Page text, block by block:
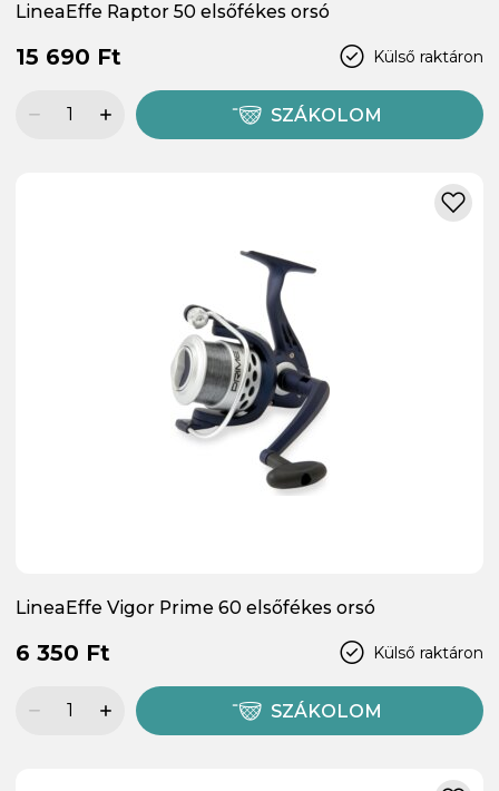
LineaEffe Raptor 50 elsőfékes orsó
Külső raktáron
15 690 Ft
SZÁKOLOM
LineaEffe Vigor Prime 60 elsőfékes orsó
Külső raktáron
6 350 Ft
SZÁKOLOM